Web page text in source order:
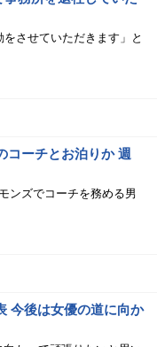
をさせていただきます」と
コーチとお泊りか 週
ンズでコーチを務める男
今後は女優の道に向か